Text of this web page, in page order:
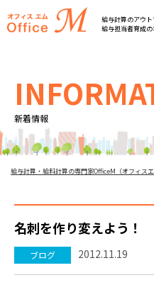
オフィス
給与計算のアウ
給与担当者育成
新着情報
給与計算・給料計算の専門家OfficeM（オフィス
名刺を作り変えよう！
ブログ 2012.11.19